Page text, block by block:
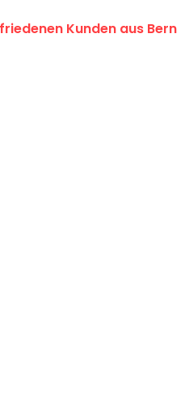
Kunden aus Bern